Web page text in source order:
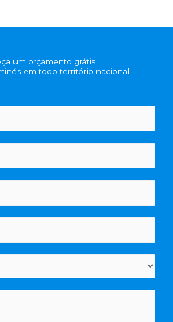
um orçamento grátis
em todo território nacional